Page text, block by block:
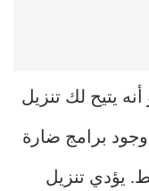
أنه يتيح لك تنزيل
برامج ضارة
يؤدي تنزيل